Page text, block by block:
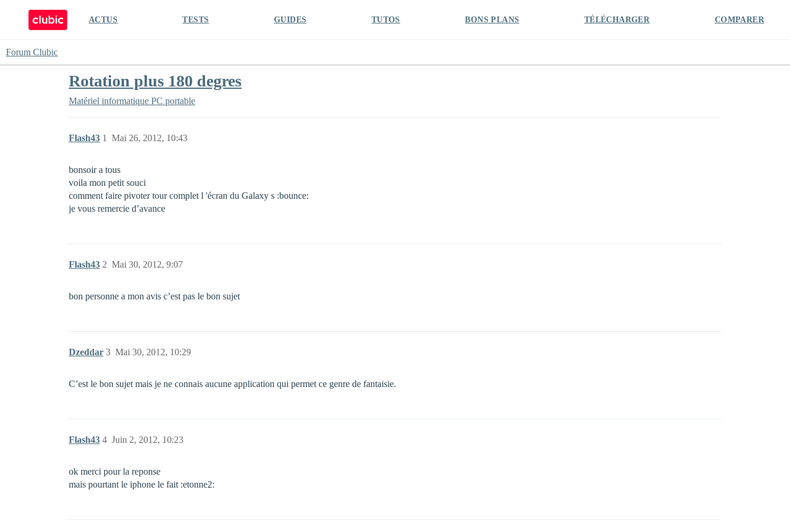
ACTUS TESTS GUIDES TUTOS BONS PLANS TÉLÉCHARGER COMPARER
Forum Clubic
Rotation plus 180 degres
Matériel informatique PC portable
Flash43 Mai 26, 2012, 10:43
1
bonsoir a tous
voila mon petit souci
comment faire pivoter tour complet l 'écran du Galaxy s :bounce:
je vous remercie d’avance
Flash43 Mai 30, 2012, 9:07
2
bon personne a mon avis c’est pas le bon sujet
Dzeddar Mai 30, 2012, 10:29
3
C’est le bon sujet mais je ne connais aucune application qui permet ce genre de fantaisie.
Flash43 Juin 2, 2012, 10:23
4
ok merci pour la reponse
mais pourtant le iphone le fait :etonne2: